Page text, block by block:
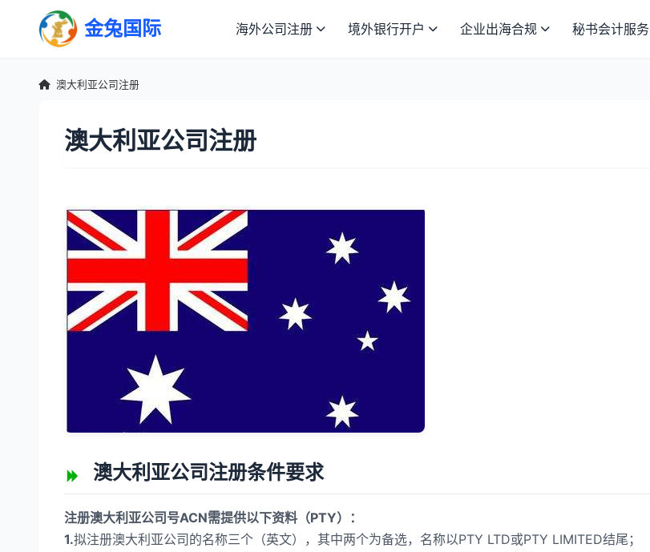
金兔国际 海外公司注册 境外银行开户 企业出海合规 秘书会计服务
澳大利亚公司注册
澳大利亚公司注册
澳大利亚公司注册条件要求
注册澳大利亚公司号ACN需提供以下资料（PTY）：
1.拟注册澳大利亚公司的名称三个（英文），其中两个为备选，名称以PTY LTD或PTY LIMITED结尾；